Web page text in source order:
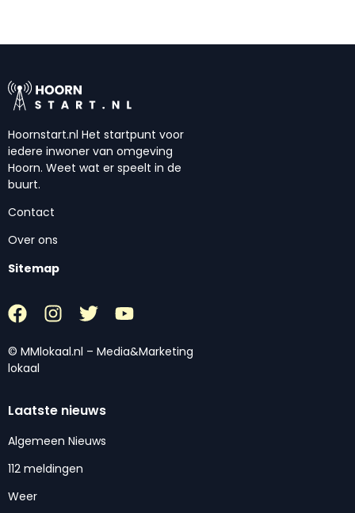
Hoornstart.nl Het startpunt voor
iedere inwoner van omgeving
Hoorn. Weet wat er speelt in de
buurt.
Contact
Over ons
Sitemap
© MMlokaal.nl – Media&Marketing
lokaal
Laatste nieuws
Algemeen Nieuws
112 meldingen
Weer